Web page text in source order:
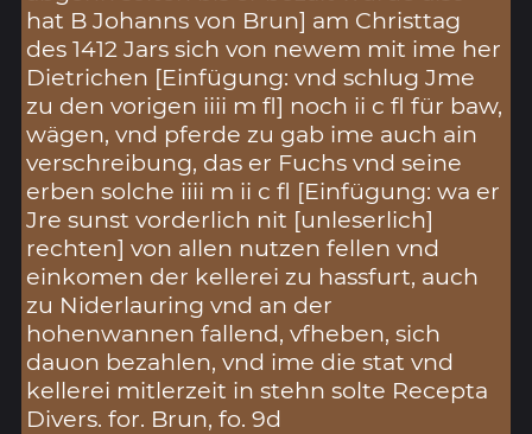
hat B Johanns von Brun] am Christtag
des 1412 Jars sich von newem mit ime her
Dietrichen [Einfügung: vnd schlug Jme
zu den vorigen iiii m fl] noch ii c fl für baw,
wägen, vnd pferde zu gab ime auch ain
verschreibung, das er Fuchs vnd seine
erben solche iiii m ii c fl [Einfügung: wa er
Jre sunst vorderlich nit [unleserlich]
rechten] von allen nutzen fellen vnd
einkomen der kellerei zu hassfurt, auch
zu Niderlauring vnd an der
hohenwannen fallend, vfheben, sich
dauon bezahlen, vnd ime die stat vnd
kellerei mitlerzeit in stehn solte Recepta
Divers. for. Brun, fo. 9d